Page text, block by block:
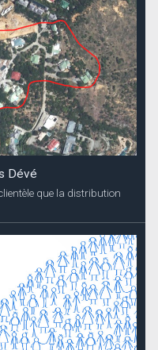
Dévé
que la distribution